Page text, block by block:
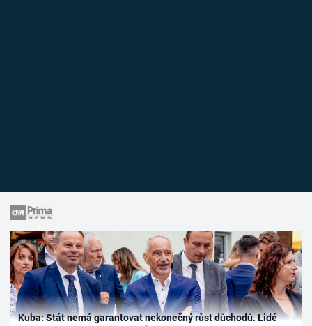
Kuba: Stát nemá garantovat nekonečný růst důchodů. Lidé